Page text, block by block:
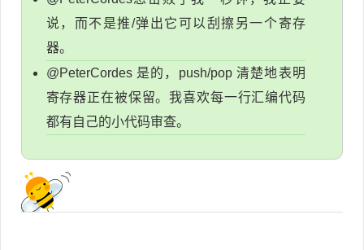
说，而不是推/弹出它可以刮擦另一个寄存
器。
@PeterCordes 是的，push/pop 清楚地表明
寄存器正在被保留。我喜欢每一行汇编代码
都有自己的小代码审查。